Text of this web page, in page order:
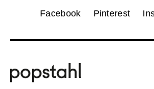
Facebook Pinterest